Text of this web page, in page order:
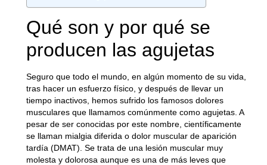
Qué son y por qué se
producen las agujetas
Seguro que todo el mundo, en algún momento de su vida,
tras hacer un esfuerzo físico, y después de llevar un
tiempo inactivos, hemos sufrido los famosos dolores
musculares que llamamos comúnmente como agujetas. A
pesar de ser conocidas por este nombre, científicamente
se llaman mialgia diferida o dolor muscular de aparición
tardía (DMAT) . Se trata de una lesión muscular muy
molesta y dolorosa aunque es una de más leves que